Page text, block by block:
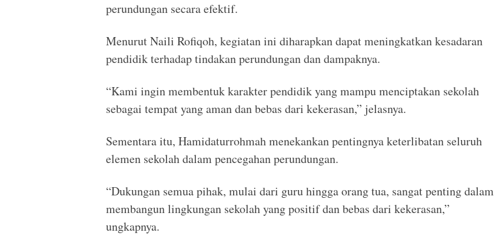
perundungan secara efektif.
Menurut Naili Rofiqoh, kegiatan ini diharapkan dapat meningkatkan kesadaran
pendidik terhadap tindakan perundungan dan dampaknya.
“Kami ingin membentuk karakter pendidik yang mampu menciptakan sekolah
sebagai tempat yang aman dan bebas dari kekerasan,” jelasnya.
Sementara itu, Hamidaturrohmah menekankan pentingnya keterlibatan seluruh
elemen sekolah dalam pencegahan perundungan.
“Dukungan semua pihak, mulai dari guru hingga orang tua, sangat penting dalam
membangun lingkungan sekolah yang positif dan bebas dari kekerasan,”
ungkapnya.